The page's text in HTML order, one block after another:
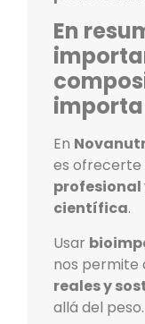
En
En
es ofrecerte
profesional
científica.
Usar
nos permite
reales y
allá del peso.